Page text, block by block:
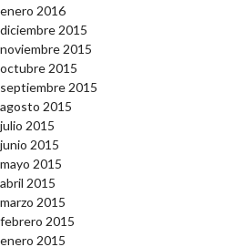
enero 2016
diciembre 2015
noviembre 2015
octubre 2015
septiembre 2015
agosto 2015
julio 2015
junio 2015
mayo 2015
abril 2015
marzo 2015
febrero 2015
enero 2015